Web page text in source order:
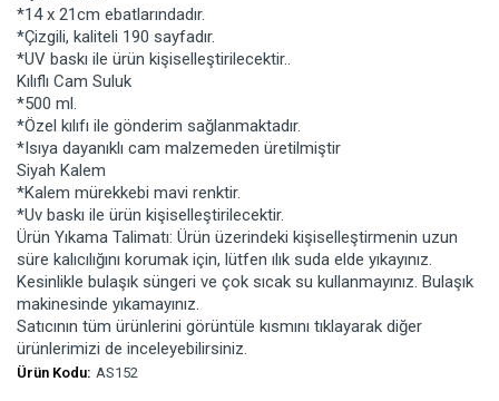
*14 x 21cm ebatlarındadır.
*Çizgili, kaliteli 190 sayfadır.
*UV baskı ile ürün kişiselleştirilecektir..
Kılıflı Cam Suluk
*500 ml.
*Özel kılıfı ile gönderim sağlanmaktadır.
*Isıya dayanıklı cam malzemeden üretilmiştir
Siyah Kalem
*Kalem mürekkebi mavi renktir.
*Uv baskı ile ürün kişiselleştirilecektir.
Ürün Yıkama Talimatı: Ürün üzerindeki kişiselleştirmenin uzun
süre kalıcılığını korumak için, lütfen ılık suda elde yıkayınız.
Kesinlikle bulaşık süngeri ve çok sıcak su kullanmayınız. Bulaşık
makinesinde yıkamayınız.
Satıcının tüm ürünlerini görüntüle kısmını tıklayarak diğer
ürünlerimizi de inceleyebilirsiniz.
Ürün Kodu: AS152